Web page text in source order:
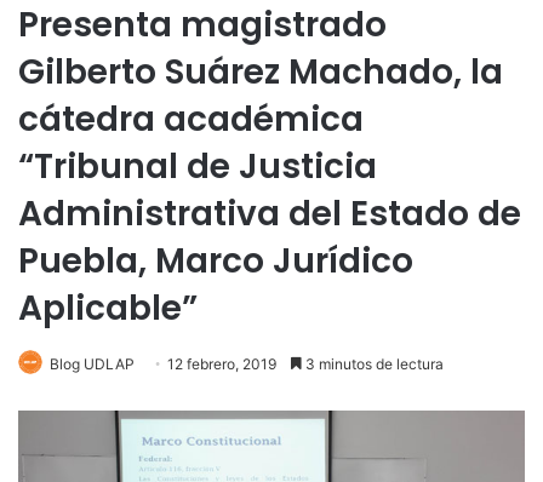
Presenta magistrado
Gilberto Suárez Machado, la
cátedra académica
“Tribunal de Justicia
Administrativa del Estado de
Puebla, Marco Jurídico
Aplicable”
Blog UDLAP 12 febrero, 2019 3 minutos de lectura